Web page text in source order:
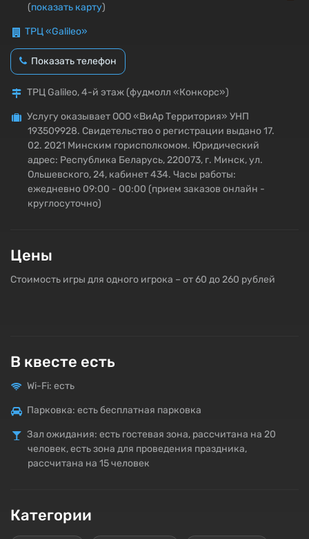
(показать карту)
ТРЦ «Galileo»
Показать телефон
ТРЦ Galileo, 4-й этаж (фудмолл «Конкорс»)
Услугу оказывает ООО «ВиАр Территория» УНП
193509928. Свидетельство о регистрации выдано 17.
02. 2021 Минским горисполкомом. Юридический
адрес: Республика Беларусь, 220073, г. Минск, ул.
Ольшевского, 24, кабинет 434. Часы работы:
ежедневно 09:00 - 00:00 (прием заказов онлайн -
круглосуточно)
Цены
Стоимость игры для одного игрока – от 60 до 260 рублей
В квесте есть
Wi-Fi: есть
Парковка: есть бесплатная парковка
Зал ожидания: есть гостевая зона, рассчитана на 20
человек, есть зона для проведения праздника,
рассчитана на 15 человек
Категории